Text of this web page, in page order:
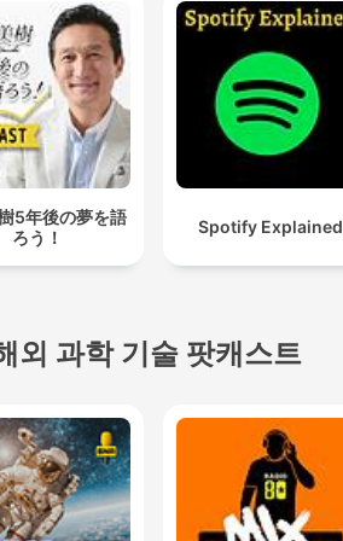
5年後の夢を語
ろう！
Spotify Explained
외 과학 기술 팟캐스트